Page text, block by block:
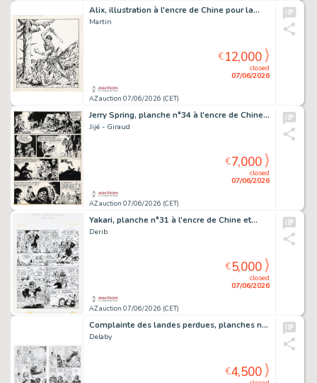
Alix, illustration à l'encre de Chine pour la…
Martin
AZ auction 07/06/2026 (CET)
closed
07/06/2026
€12,000
Jerry Spring, planche n°34 à l'encre de Chine…
Jijé - Giraud
AZ auction 07/06/2026 (CET)
closed
07/06/2026
€7,000
Yakari, planche n°31 à l'encre de Chine et…
Derib
AZ auction 07/06/2026 (CET)
closed
07/06/2026
€5,000
Complainte des landes perdues, planches n°41 et…
Delaby
€4,500